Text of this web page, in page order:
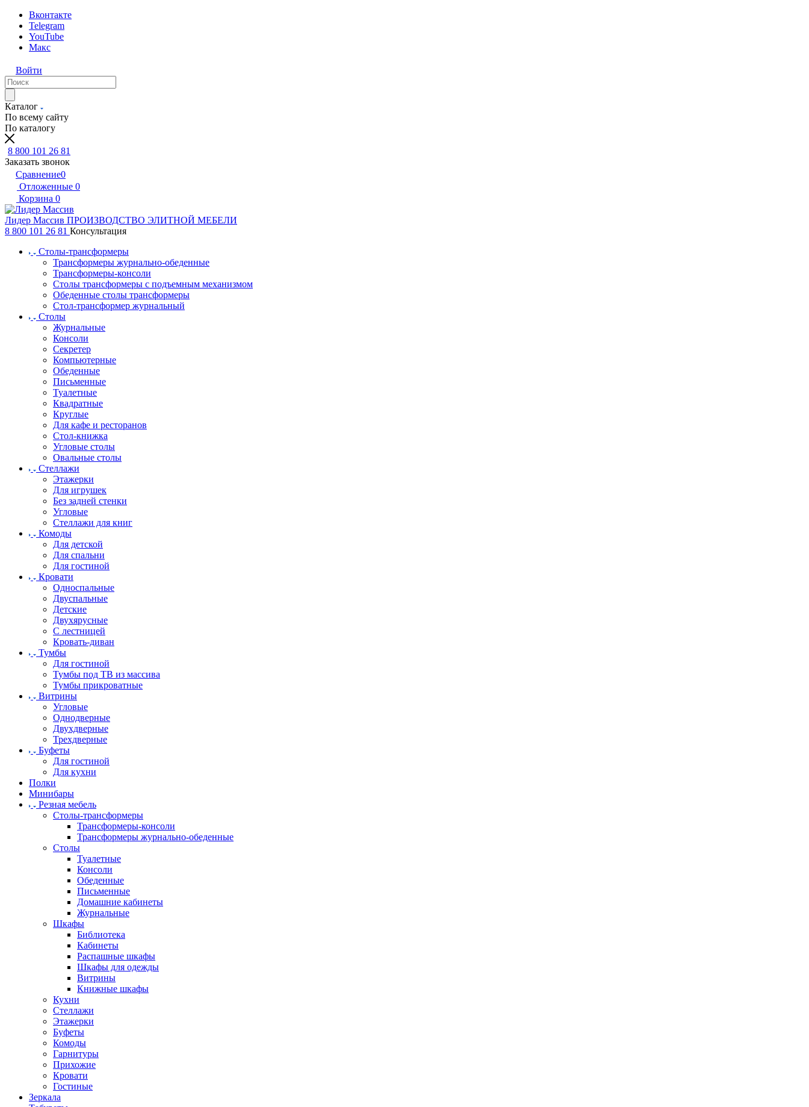
Вконтакте
Telegram
YouTube
Макс
Войти
Каталог
По всему сайту
По каталогу
8 800 101 26 81
Заказать звонок
Сравнение0
Отложенные 0
Корзина 0
Лидер Массив ПРОИЗВОДСТВО ЭЛИТНОЙ МЕБЕЛИ
8 800 101 26 81 Консультация
Столы-трансформеры
Трансформеры журнально-обеденные
Трансформеры-консоли
Столы трансформеры с подъемным механизмом
Обеденные столы трансформеры
Стол-трансформер журнальный
Столы
Журнальные
Консоли
Секретер
Компьютерные
Обеденные
Письменные
Туалетные
Квадратные
Круглые
Для кафе и ресторанов
Стол-книжка
Угловые столы
Овальные столы
Стеллажи
Этажерки
Для игрушек
Без задней стенки
Угловые
Стеллажи для книг
Комоды
Для детской
Для спальни
Для гостиной
Кровати
Односпальные
Двуспальные
Детские
Двухярусные
С лестницей
Кровать-диван
Тумбы
Для гостиной
Тумбы под ТВ из массива
Тумбы прикроватные
Витрины
Угловые
Однодверные
Двухдверные
Трехдверные
Буфеты
Для гостиной
Для кухни
Полки
Минибары
Резная мебель
Столы-трансформеры
Трансформеры-консоли
Трансформеры журнально-обеденные
Столы
Туалетные
Консоли
Обеденные
Письменные
Домашние кабинеты
Журнальные
Шкафы
Библиотека
Кабинеты
Распашные шкафы
Шкафы для одежды
Витрины
Книжные шкафы
Кухни
Стеллажи
Этажерки
Буфеты
Комоды
Гарнитуры
Прихожие
Кровати
Гостиные
Зеркала